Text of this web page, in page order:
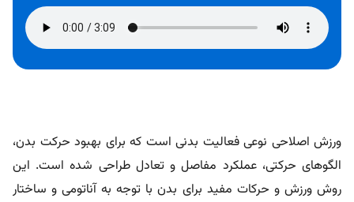
ورزش اصلاحی نوعی فعالیت بدنی است که برای بهبود حرکت بدن،
الگوهای حرکتی، عملکرد مفاصل و تعادل طراحی شده است. این
روش ورزش و حرکات مفید برای بدن با توجه به آناتومی و ساختار